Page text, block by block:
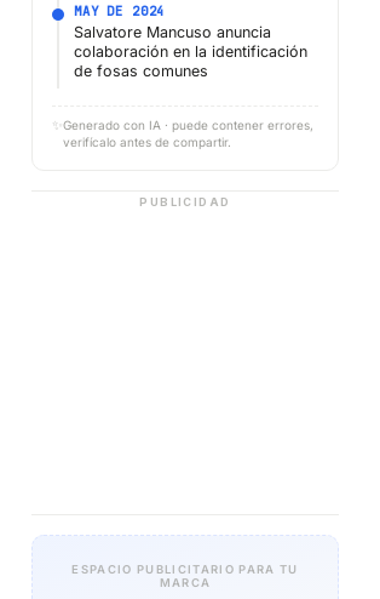
MAY DE 2024
Salvatore Mancuso anuncia
colaboración en la identificación
de fosas comunes
✨ Generado con IA · puede contener errores,
verifícalo antes de compartir.
PUBLICIDAD
ESPACIO PUBLICITARIO PARA TU
MARCA